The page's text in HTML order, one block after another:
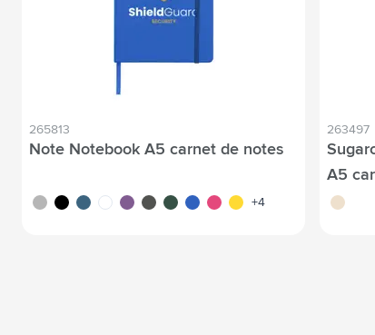
265813
Note Notebook A5 carnet de notes
argenté
noir bleu cobalt
blancpourpre
gris vert bleu rose jaune+4
263497
A5
écru